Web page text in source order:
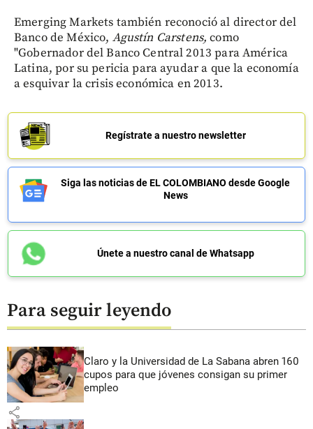
Emerging Markets también reconoció al director del
Banco de México, Agustín Carstens, como
"Gobernador del Banco Central 2013 para América
Latina, por su pericia para ayudar a que la economía
a esquivar la crisis económica en 2013.
Regístrate a nuestro newsletter
Siga las noticias de EL COLOMBIANO desde Google
News
Únete a nuestro canal de Whatsapp
Para seguir leyendo
Claro y la Universidad de La Sabana abren 160
cupos para que jóvenes consigan su primer
empleo
share